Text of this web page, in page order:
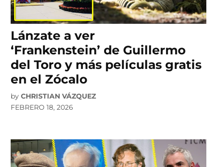
Lánzate a ver
‘Frankenstein’ de Guillermo
del Toro y más películas gratis
en el Zócalo
by CHRISTIAN VÁZQUEZ
FEBRERO 18, 2026